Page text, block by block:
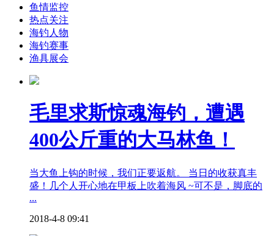
鱼情监控
热点关注
海钓人物
海钓赛事
渔具展会
毛里求斯惊魂海钓，遭遇
400公斤重的大马林鱼！
当大鱼上钩的时候，我们正要返航。 当日的收获真丰
盛！几个人开心地在甲板上吹着海风 ~可不是，脚底的
...
2018-4-8 09:41